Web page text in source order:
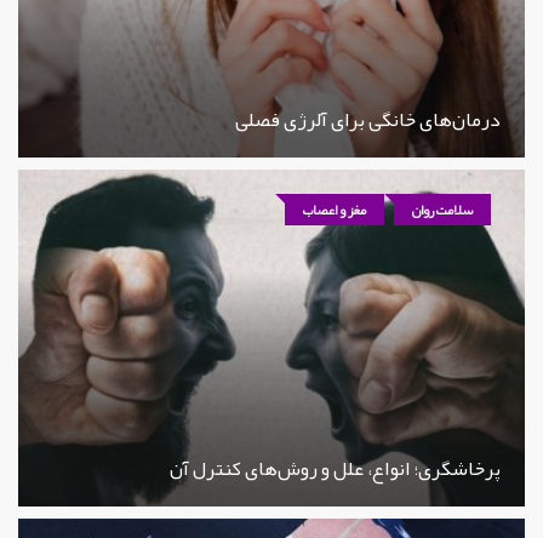
درمان‌های خانگی برای آلرژی فصلی
سلامت روان مغز و اعصاب
پرخاشگری؛ انواع، علل و روش‌های کنترل آن